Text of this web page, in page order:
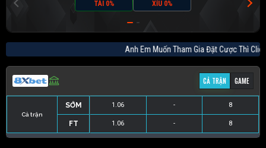
TÀI 0% XỈU 0%
Anh Em Muốn Tham Gia Đặt Cược
CẢ TRẬN GAME
Cả trận
SỚM
FT
1.06 - 8
1.06 - 8